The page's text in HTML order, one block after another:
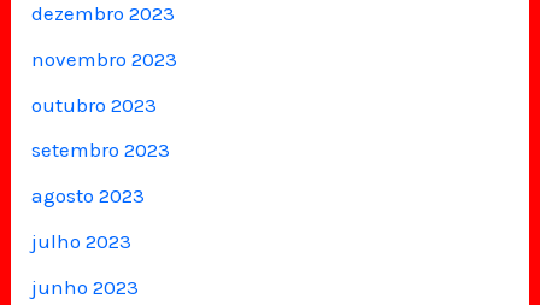
dezembro 2023
novembro 2023
outubro 2023
setembro 2023
agosto 2023
julho 2023
junho 2023